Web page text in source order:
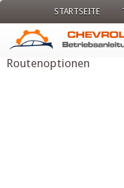
STARTSEITE
Routenoptionen